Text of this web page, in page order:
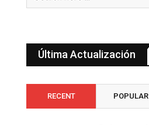
Última Actualización
RECENT POPULAR